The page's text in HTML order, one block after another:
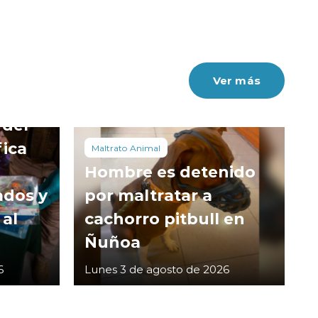
Ver más
y
Maltrato Animal
Hombre es detenido
por maltratar a
cachorro pitbull en
Ñuñoa
Lunes 3 de agosto de 2026